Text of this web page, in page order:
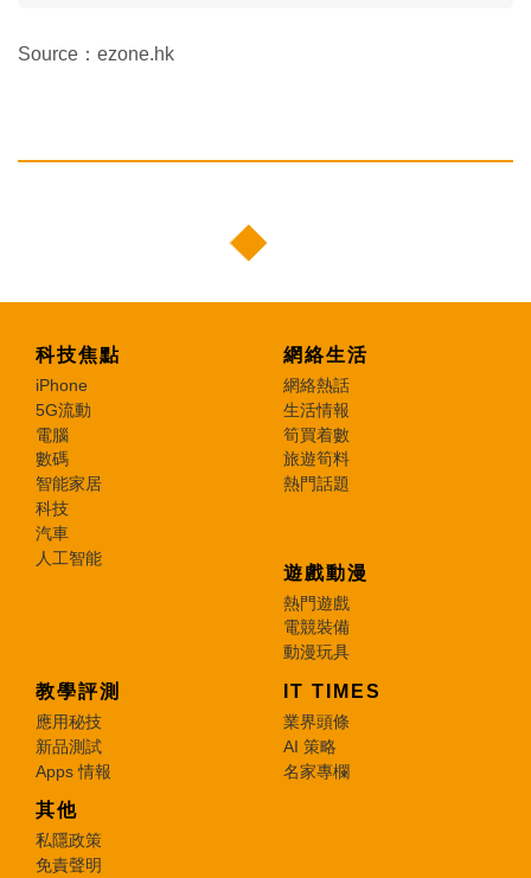
Source：ezone.hk
科技焦點
iPhone
5G流動
電腦
數碼
智能家居
科技
汽車
人工智能
網絡生活
網絡熱話
生活情報
筍買着數
旅遊筍料
熱門話題
遊戲動漫
熱門遊戲
電競裝備
動漫玩具
教學評測
應用秘技
新品測試
Apps 情報
IT TIMES
業界頭條
AI 策略
名家專欄
其他
私隱政策
免責聲明